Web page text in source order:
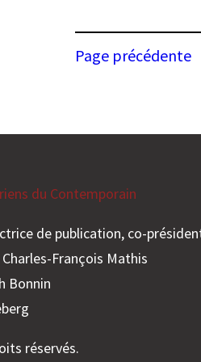
en
Page précédente
du Contemporain
de publication, co-
François Mathis
Bonnin
réservés.